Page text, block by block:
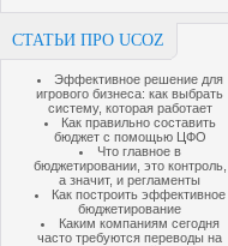
СТАТЬИ ПРО UCOZ
Эффективное решение для
игрового бизнеса: как выбрать
систему, которая работает
Как правильно составить
бюджет с помощью ЦФО
Что главное в
бюджетировании, это контроль,
а значит, и регламенты
Как построить эффективное
бюджетирование
Каким компаниям сегодня
часто требуются переводы на